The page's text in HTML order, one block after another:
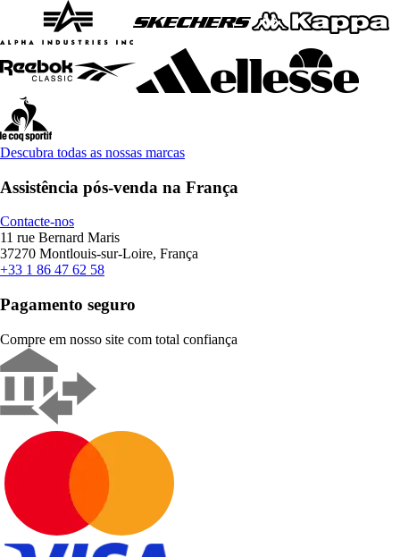
Descubra todas as nossas marcas
Assistência pós-venda na França
Contacte-nos
11 rue Bernard Maris
37270 Montlouis-sur-Loire, França
+33 1 86 47 62 58
Pagamento seguro
Compre em nosso site com total confiança